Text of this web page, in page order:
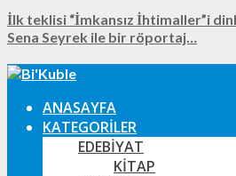
İlk teklisi “İmkansız İhtimaller”i
Sena Seyrek ile bir röportaj…
ANASAYFA
KATEGORILER
EDEBIYAT
KITAP